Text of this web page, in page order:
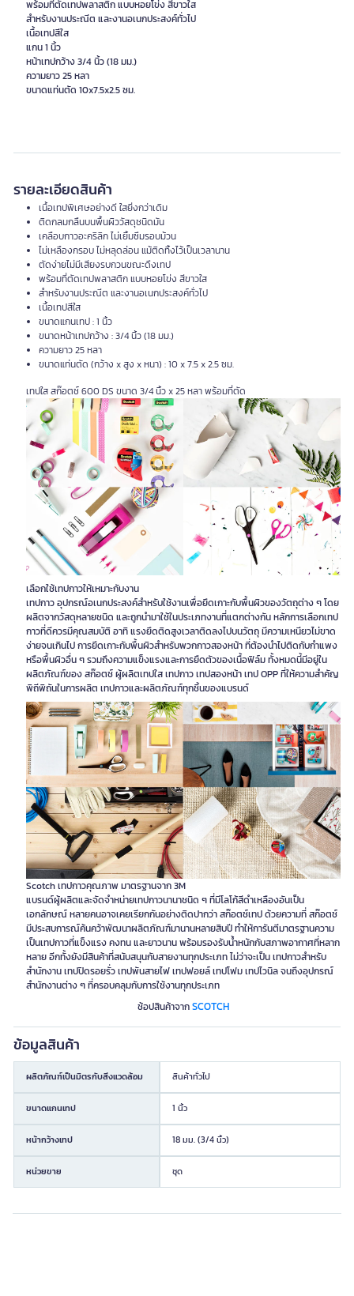
พร้อมที่ตัดเทปพลาสติก แบบหอยโข่ง สีขาวใส
สำหรับงานประณีต และงานอเนกประสงค์ทั่วไป
เนื้อเทปสีใส
แกน 1 นิ้ว
หน้าเทปกว้าง 3/4 นิ้ว (18 มม.)
ความยาว 25 หลา
ขนาดแท่นตัด 10x7.5x2.5 ซม.
รายละเอียดสินค้า
เนื้อเทปพิเศษอย่างดี ใสยิ่งกว่าเดิม
ติดกลมกลืนบนพื้นผิววัสดุชนิดมัน
เคลือบกาวอะคริลิก ไม่เยิ้มซึมรอบม้วน
ไม่เหลืองกรอบ ไม่หลุดล่อน แม้ติดทิ้งไว้เป็นเวลานาน
ตัดง่ายไม่มีเสียงรบกวนขณะดึงเทป
พร้อมที่ตัดเทปพลาสติก แบบหอยโข่ง สีขาวใส
สำหรับงานประณีต และงานอเนกประสงค์ทั่วไป
เนื้อเทปสีใส
ขนาดแกนเทป : 1 นิ้ว
ขนาดหน้าเทปกว้าง : 3/4 นิ้ว (18 มม.)
ความยาว 25 หลา
ขนาดแท่นตัด (กว้าง x สูง x หนา) : 10 x 7.5 x 2.5 ซม.
เทปใส สก๊อตช์ 600 DS ขนาด 3/4 นิ้ว x 25 หลา พร้อมที่ตัด
เลือกใช้เทปกาวให้เหมาะกับงาน
เทปกาว อุปกรณ์อเนกประสงค์สำหรับใช้งานเพื่อยึดเกาะกับพื้นผิวของวัตถุต่าง ๆ โดย
ผลิตจากวัสดุหลายชนิด และถูกนำมาใช้ในประเภทงานที่แตกต่างกัน หลักการเลือกเทป
กาวที่ดีควรมีคุณสมบัติ อาทิ แรงยึดติดสูงเวลาติดลงไปบนวัตถุ มีความเหนียวไม่ขาด
ง่ายจนเกินไป การยึดเกาะกับพื้นผิวสำหรับพวกกาวสองหน้า ที่ต้องนำไปติดกับกำแพง
หรือพื้นผิวอื่น ๆ รวมถึงความแข็งแรงและการยืดตัวของเนื้อฟิล์ม ทั้งหมดนี้มีอยู่ใน
ผลิตภัณฑ์ของ สก๊อตช์ ผู้ผลิตเทปใส เทปกาว เทปสองหน้า เทป OPP ที่ให้ความสำคัญ
พิถีพิถันในการผลิต เทปกาวและผลิตภัณฑ์ทุกชิ้นของแบรนด์
Scotch เทปกาวคุณภาพ มาตรฐานจาก 3M
แบรนด์ผู้ผลิตและจัดจำหน่ายเทปกาวนานาชนิด ๆ ที่มีโลโก้สีดำเหลืองอันเป็น
เอกลักษณ์ หลายคนอาจเคยเรียกกันอย่างติดปากว่า สก๊อตช์เทป ด้วยความที่ สก๊อตช์
มีประสบการณ์ค้นคว้าพัฒนาผลิตภัณฑ์มานานหลายสิบปี ทำให้การันตีมาตรฐานความ
เป็นเทปกาวที่แข็งแรง คงทน และยาวนาน พร้อมรองรับน้ำหนักกับสภาพอากาศที่หลาก
หลาย อีกทั้งยังมีสินค้าที่สนับสนุนกับสายงานทุกประเภท ไม่ว่าจะเป็น เทปกาวสำหรับ
สำนักงาน เทปปิดรอยรั่ว เทปพันสายไฟ เทปฟอยล์ เทปโฟม เทปไวนิล จนถึงอุปกรณ์
สำนักงานต่าง ๆ ที่ครอบคลุมกับการใช้งานทุกประเภท
ช้อปสินค้าจากSCOTCH
ข้อมูลสินค้า
ผลิตภัณฑ์เป็นมิตรกับสิ่งแวดล้อม สินค้าทั่วไป
ขนาดแกนเทป 1 นิ้ว
หน้ากว้างเทป 18 มม. (3/4 นิ้ว)
หน่วยขาย ชุด